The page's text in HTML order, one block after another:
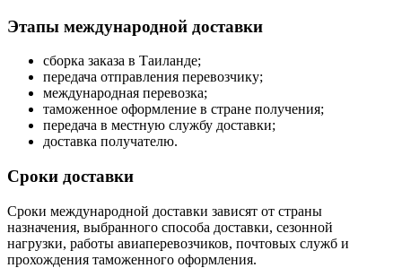
Этапы международной доставки
сборка заказа в Таиланде;
передача отправления перевозчику;
международная перевозка;
таможенное оформление в стране получения;
передача в местную службу доставки;
доставка получателю.
Сроки доставки
Сроки международной доставки зависят от страны
назначения, выбранного способа доставки, сезонной
нагрузки, работы авиаперевозчиков, почтовых служб и
прохождения таможенного оформления.